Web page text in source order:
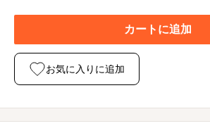
カートに追加
お気に入りに追加